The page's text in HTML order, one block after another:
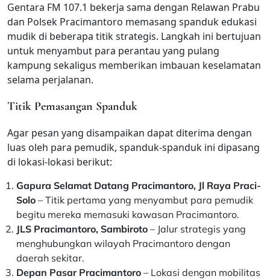
Gentara FM 107.1 bekerja sama dengan Relawan Prabu
dan Polsek Pracimantoro memasang spanduk edukasi
mudik di beberapa titik strategis. Langkah ini bertujuan
untuk menyambut para perantau yang pulang
kampung sekaligus memberikan imbauan keselamatan
selama perjalanan.
Titik Pemasangan Spanduk
Agar pesan yang disampaikan dapat diterima dengan
luas oleh para pemudik, spanduk-spanduk ini dipasang
di lokasi-lokasi berikut:
Gapura Selamat Datang Pracimantoro, Jl Raya Praci-
Solo – Titik pertama yang menyambut para pemudik
begitu mereka memasuki kawasan Pracimantoro.
JLS Pracimantoro, Sambiroto – Jalur strategis yang
menghubungkan wilayah Pracimantoro dengan
daerah sekitar.
Depan Pasar Pracimantoro – Lokasi dengan mobilitas